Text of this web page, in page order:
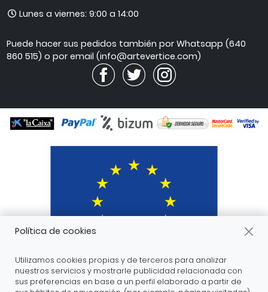
Horario
atención
Lunes a viernes: 9:00 a 14:00
Puede hacer sus pedidos también por Whatsapp (640
860 515) o por email (info@artevertice.com)
Política de cookies
Utilizamos cookies propias y de terceros para analizar
nuestros servicios y mostrarle publicidad relacionada con
sus preferencias en base a un perfil elaborado a partir de